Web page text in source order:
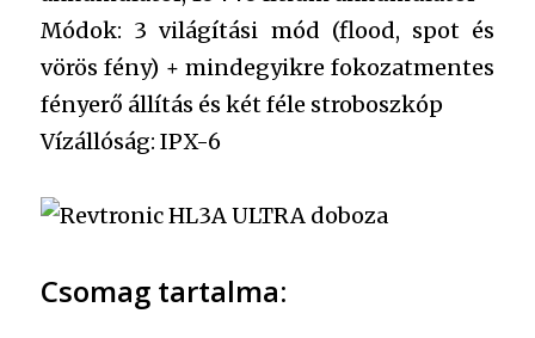
Módok: 3 világítási mód (flood, spot és
vörös fény) + mindegyikre fokozatmentes
fényerő állítás és két féle stroboszkóp
Vízállóság: IPX-6
Csomag tartalma: